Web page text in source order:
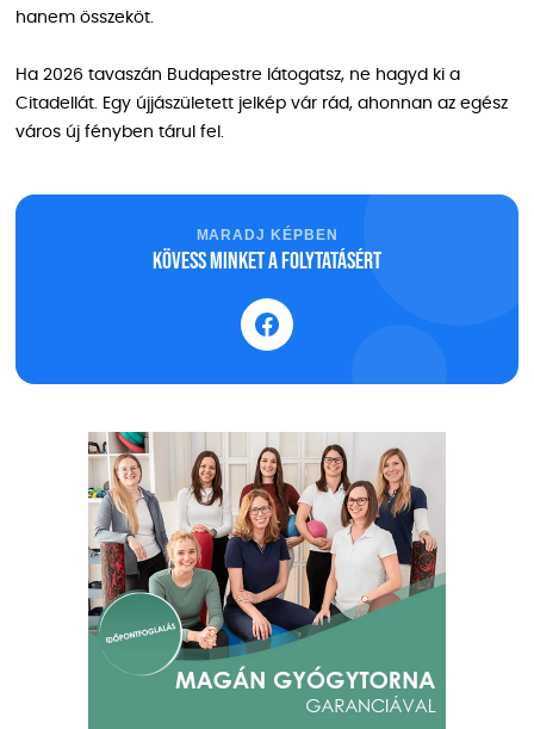
hanem összeköt.
Ha 2026 tavaszán Budapestre látogatsz, ne hagyd ki a
Citadellát. Egy újjászületett jelkép vár rád, ahonnan az egész
város új fényben tárul fel.
MARADJ KÉPBEN
Kövess minket a folytatásért